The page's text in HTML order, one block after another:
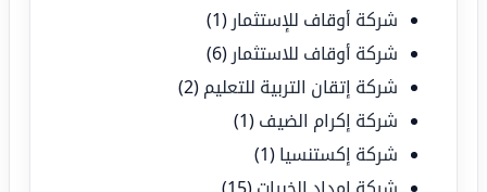
شركة أوقاف للإستثمار (1)
شركة أوقاف للاستثمار (6)
شركة إتقان التربية للتعليم (2)
شركة إكرام الضيف (1)
شركة إكستنسيا (1)